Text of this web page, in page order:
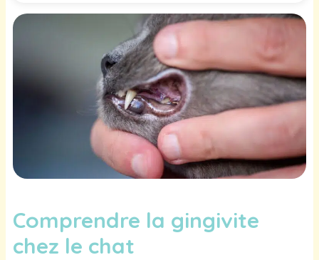
Comprendre la gingivite
chez le chat